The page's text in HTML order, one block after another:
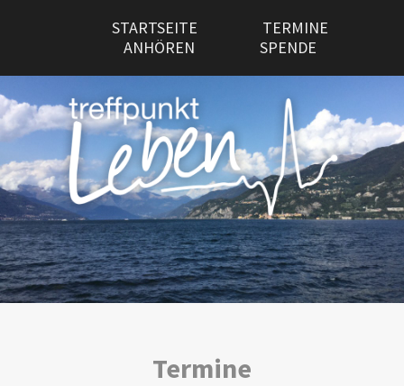
STARTSEITE
TERMINE
ANHÖREN
SPENDE
Termine